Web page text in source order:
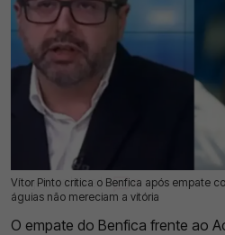
Vítor Pinto critica o Benfica após empate
águias não mereciam a vitória
10 Ago 2026 | 16:13 | 0
O empate do Benfica frente ao